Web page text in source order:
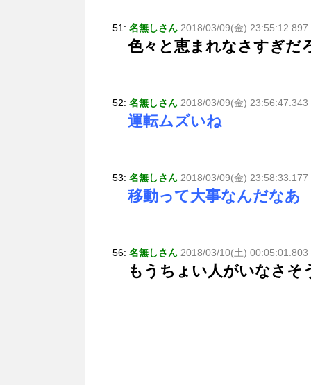
51: 名無しさん 2018/03/09(金) 23:55:12.897
色々と恵まれなさすぎだ
52: 名無しさん 2018/03/09(金) 23:56:47.343
運転ムズいね
53: 名無しさん 2018/03/09(金) 23:58:33.177
移動って大事なんだなあ
56: 名無しさん 2018/03/10(土) 00:05:01.803
もうちょい人がいなさそ